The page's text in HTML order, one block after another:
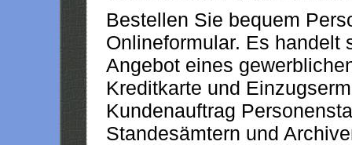
Bestellen Sie bequem
Onlineformular. Es handelt
Angebot eines
Kreditkarte und
Kundenauftrag
Standesämtern und